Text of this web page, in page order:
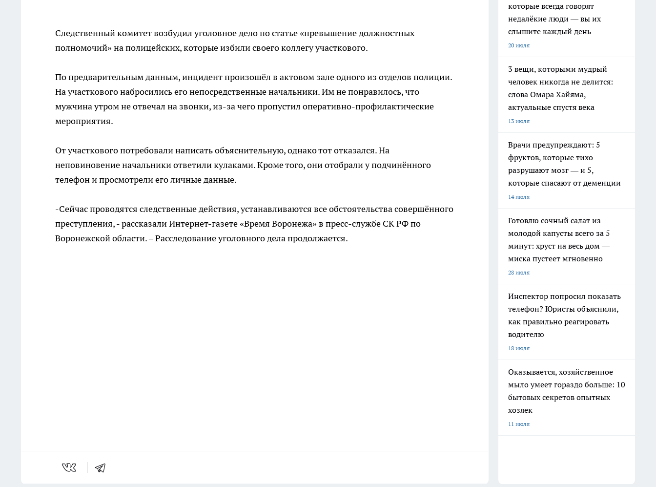
Следственный комитет возбудил уголовное дело по статье «превышение должностных
полномочий» на полицейских, которые избили своего коллегу участкового.
По предварительным данным, инцидент произошёл в актовом зале одного из отделов полиции.
На участкового набросились его непосредственные начальники. Им не понравилось, что
мужчина утром не отвечал на звонки, из-за чего пропустил оперативно-профилактические
мероприятия.
От участкового потребовали написать объяснительную, однако тот отказался. На
неповиновение начальники ответили кулаками. Кроме того, они отобрали у подчинённого
телефон и просмотрели его личные данные.
-Сейчас проводятся следственные действия, устанавливаются все обстоятельства совершённого
преступления, - рассказали Интернет-газете «Время Воронежа» в пресс-службе СК РФ по
Воронежской области. – Расследование уголовного дела продолжается.
которые всегда говорят
недалёкие люди — вы их
слышите каждый день
20 июля
3 вещи, которыми мудрый
человек никогда не делится:
слова Омара Хайяма,
актуальные спустя века
13 июля
Врачи предупреждают: 5
фруктов, которые тихо
разрушают мозг — и 5,
которые спасают от деменции
14 июля
Готовлю сочный салат из
молодой капусты всего за 5
минут: хруст на весь дом —
миска пустеет мгновенно
28 июля
Инспектор попросил показать
телефон? Юристы объяснили,
как правильно реагировать
водителю
18 июля
Оказывается, хозяйственное
мыло умеет гораздо больше: 10
бытовых секретов опытных
хозяек
11 июля